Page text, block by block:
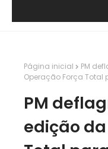
Página inicial
PM
Operação Força
PM
edição